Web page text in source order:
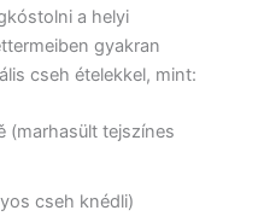
a helyi
gyakran
cseh ételekkel, mint:
(marhasült tejszínes
cseh knédli)